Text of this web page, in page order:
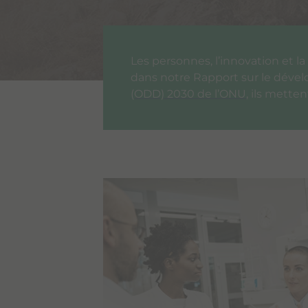
Les personnes, l’innovation et
dans notre Rapport sur le
(ODD) 2030 de l’ONU, ils